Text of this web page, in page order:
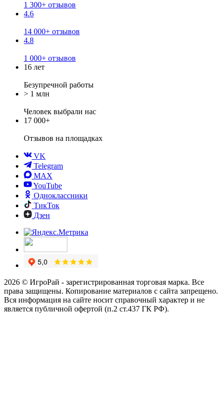
1 300+ отзывов
4.6
14 000+ отзывов
4.8
1 000+ отзывов
16 лет
Безупречной работы
> 1 млн
Человек выбрали нас
17 000+
Отзывов на площадках
VK
Telegram
MAX
YouTube
Одноклассники
ТикТок
Дзен
2026 © ИгроРай - зарегистрированная торговая марка. Все
права защищены. Копирование материалов с сайта запрещено.
Вся информация на сайте носит справочный характер и не
является публичной офертой (п.2 ст.437 ГК РФ).